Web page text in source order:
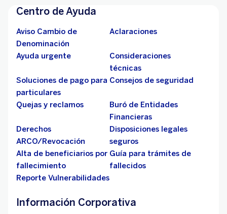
Centro de Ayuda
Aviso Cambio de
Denominación
Aclaraciones
Ayuda urgente
Consideraciones
técnicas
Soluciones de pago para
particulares
Consejos de seguridad
Quejas y reclamos
Buró de Entidades
Financieras
Derechos
ARCO/Revocación
Disposiciones legales
seguros
Alta de beneficiarios por
fallecimiento
Guía para trámites de
fallecidos
Reporte Vulnerabilidades
Información Corporativa